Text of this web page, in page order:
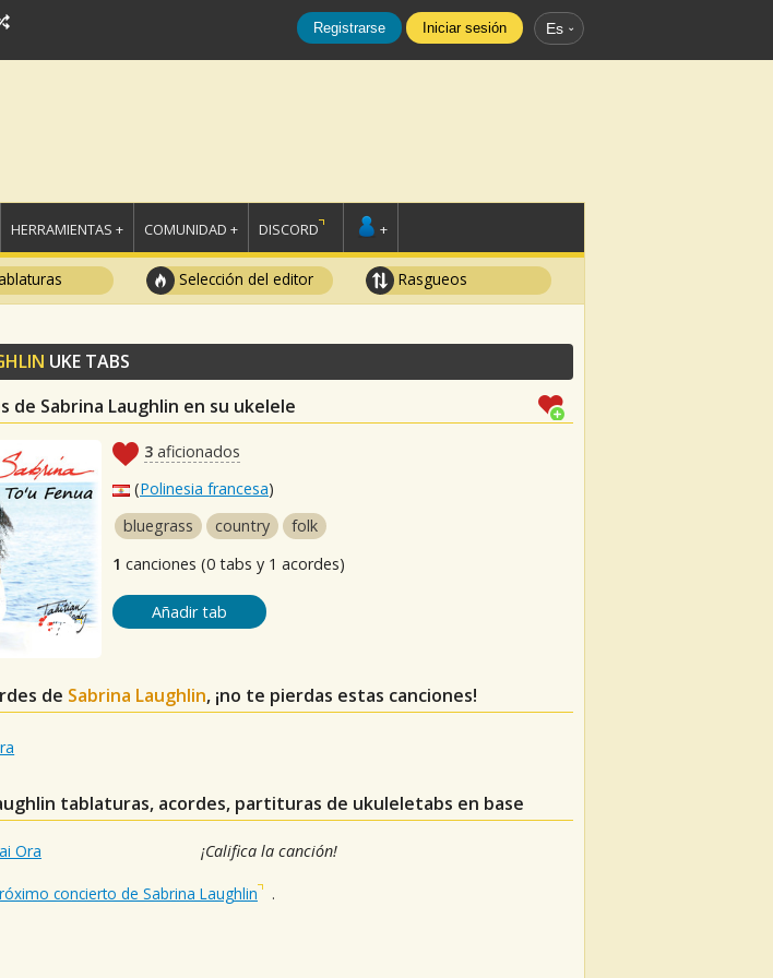
Registrarse Iniciar sesión Es
HERRAMIENTAS + COMUNIDAD + DISCORD +
Selección del editor Rasgueos
UKE TABS
de Sabrina Laughlin en su ukelele
3 aficionados
(Polinesia francesa)
bluegrass
country
folk
1 canciones (0 tabs y 1 acordes)
Añadir tab
de Sabrina Laughlin, ¡no te pierdas estas canciones!
tablaturas, acordes, partituras de ukuleletabs en base
Ora ¡Califica la canción!
concierto de Sabrina Laughlin .